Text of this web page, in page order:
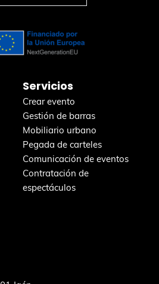
Servicios
Crear evento
Gestión de barras
Mobiliario urbano
Pegada de carteles
Comunicación de eventos
Contratación de
espectáculos